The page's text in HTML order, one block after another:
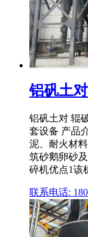
铝矾土
铝矾土对 辊
套设备 产品
泥、耐火材
筑砂鹅卵砂
碎机优点1该
联系电话: 180